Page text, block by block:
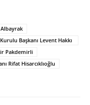
Albayrak
Başkanı Levent Hakkı
Pakdemirli
Rifat Hisarcıklıoğlu